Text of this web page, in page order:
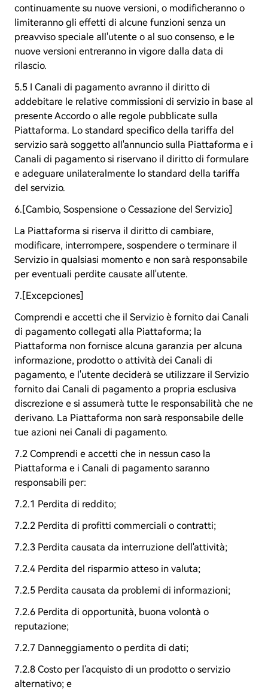
continuamente su nuove versioni, o modificheranno o
limiteranno gli effetti di alcune funzioni senza un
preavviso speciale all'utente o al suo consenso, e le
nuove versioni entreranno in vigore dalla data di
rilascio.
5.5 I Canali di pagamento avranno il diritto di
addebitare le relative commissioni di servizio in base al
presente Accordo o alle regole pubblicate sulla
Piattaforma. Lo standard specifico della tariffa del
servizio sarà soggetto all'annuncio sulla Piattaforma e i
Canali di pagamento si riservano il diritto di formulare
e adeguare unilateralmente lo standard della tariffa
del servizio.
6.[Cambio, Sospensione o Cessazione del Servizio]
La Piattaforma si riserva il diritto di cambiare,
modificare, interrompere, sospendere o terminare il
Servizio in qualsiasi momento e non sarà responsabile
per eventuali perdite causate all'utente.
7.[Excepciones]
Comprendi e accetti che il Servizio è fornito dai Canali
di pagamento collegati alla Piattaforma; la
Piattaforma non fornisce alcuna garanzia per alcuna
informazione, prodotto o attività dei Canali di
pagamento, e l'utente deciderà se utilizzare il Servizio
fornito dai Canali di pagamento a propria esclusiva
discrezione e si assumerà tutte le responsabilità che ne
derivano. La Piattaforma non sarà responsabile delle
tue azioni nei Canali di pagamento.
7.2 Comprendi e accetti che in nessun caso la
Piattaforma e i Canali di pagamento saranno
responsabili per:
7.2.1 Perdita di reddito;
7.2.2 Perdita di profitti commerciali o contratti;
7.2.3 Perdita causata da interruzione dell'attività;
7.2.4 Perdita del risparmio atteso in valuta;
7.2.5 Perdita causata da problemi di informazioni;
7.2.6 Perdita di opportunità, buona volontà o
reputazione;
7.2.7 Danneggiamento o perdita di dati;
7.2.8 Costo per l'acquisto di un prodotto o servizio
alternativo; e